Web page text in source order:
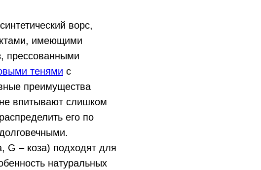
ворс,
имеющими
прессованными
тенями с
преимущества
не впитывают слишком
его по
G – коза) подходят для
натуральных